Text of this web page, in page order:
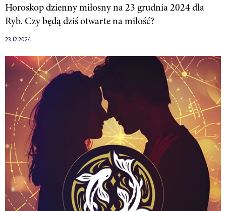
Horoskop dzienny miłosny na 23 grudnia 2024 dla
Ryb. Czy będą dziś otwarte na miłość?
23.12.2024